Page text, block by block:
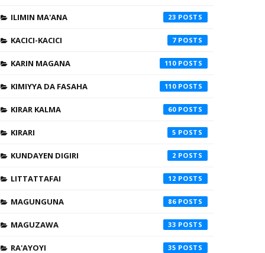
ILIMIN MA'ANA 23
KACICI-KACICI 7
KARIN MAGANA 110
KIMIYYA DA FASAHA 110
KIRAR KALMA 60
KIRARI 5
KUNDAYEN DIGIRI 2
LITTATTAFAI 12
MAGUNGUNA 86
MAGUZAWA 33
RA'AYOYI 35